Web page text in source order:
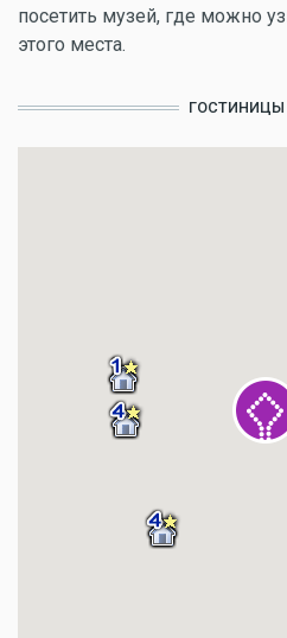
посетить музей, где можно
этого места.